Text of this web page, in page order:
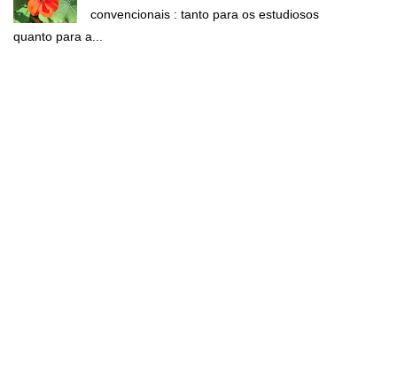
convencionais : tanto para os estudiosos
quanto para a...